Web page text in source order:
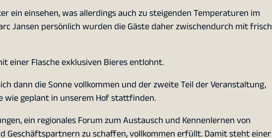
ein einsehen, was allerdings auch zu steigenden Temperaturen im
Jansen persönlich wurden die Gäste daher zwischendurch mit frisch
einer Flasche exklusiven Bieres entlohnt.
dann die Sonne vollkommen und der zweite Teil der Veranstaltung,
wie geplant in unserem Hof stattfinden.
ein regionales Forum zum Austausch und Kennenlernen von
Geschäftspartnern zu schaffen, vollkommen erfüllt. Damit steht einer